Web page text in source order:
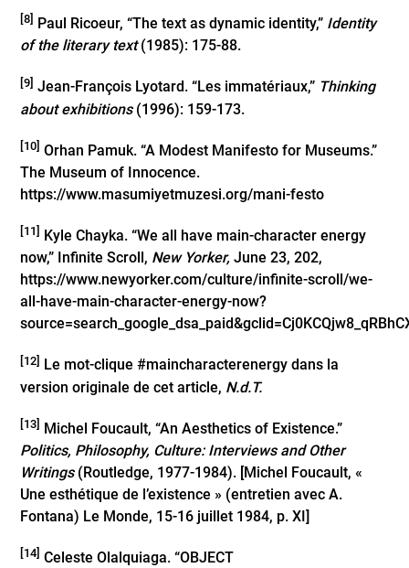
[8] Paul Ricoeur, “The text as dynamic identity,” Identity
of the literary text(1985): 175-88.
[9] Jean-François Lyotard. “Les immatériaux,” Thinking
about exhibitions(1996): 159-173.
[10] Orhan Pamuk. “A Modest Manifesto for Museums.”
The Museum of Innocence.
https://www.masumiyetmuzesi.org/mani-festo
[11]
Kyle Chayka. “We all have main-character energy
now,” Infinite Scroll, New Yorker, June 23, 202,
https://www.newyorker.com/culture/infinite-scroll/we-
all-have-main-character-energy-now?
[12] Le mot-clique #maincharacterenergy dans la
version originale de cet article, N.d.T.
[13] Michel Foucault, “An Aesthetics of Existence.”
Politics, Philosophy, Culture: Interviews and Other
Writings (Routledge, 1977-1984). [Michel Foucault, «
Une esthétique de l’existence » (entretien avec A.
Fontana) Le Monde, 15-16 juillet 1984, p. XI]
[14] Celeste Olalquiaga. “OBJECT